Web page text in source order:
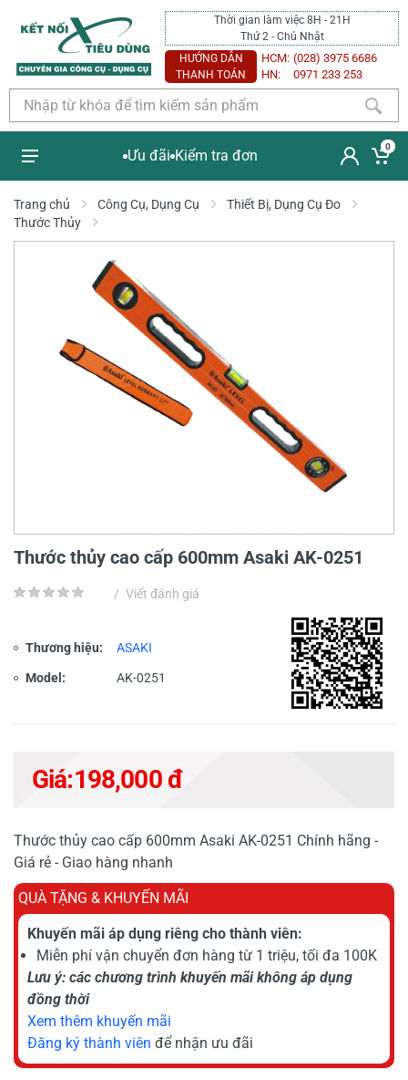
Thời gian làm việc 8H - 21H
Thứ 2 - Chủ Nhật
HƯỚNG DẪN
THANH TOÁN
HCM: (028) 3975 6686
HN:
0971 233 253
Ưu đãi Kiểm tra đơn
0
Trang chủ Công Cụ, Dụng Cụ
Thiết Bị, Dụng Cụ Đo
Thước Thủy
Thước thủy cao cấp 600mm Asaki AK-0251
/ Viết đánh giá
Thương hiệu: ASAKI
Model: AK-0251
Giá:198,000 đ
Thước thủy cao cấp 600mm Asaki AK-0251 Chính hãng -
Giá rẻ - Giao hàng nhanh
QUÀ TẶNG & KHUYẾN MÃI
Khuyến mãi áp dụng riêng cho thành viên:
Miễn phí vận chuyển đơn hàng từ 1 triệu, tối đa 100K
Lưu ý: các chương trình khuyến mãi không áp dụng
đồng thời
Xem thêm khuyến mãi
Đăng ký thành viên để nhận ưu đãi